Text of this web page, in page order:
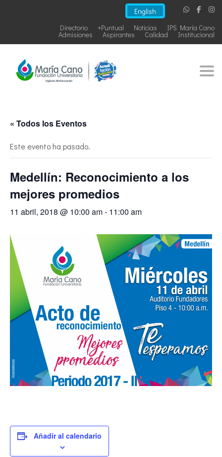
English
IPS María Cano
Noticias
+Puntual
Directorio
Institucional
Calidad
Aspirantes
Admisiones
« Todos los Eventos
Este evento ha pasado.
Medellín: Reconocimiento a los
mejores promedios
11 abril, 2018 @ 10:00 am- 11:00 am
Añadir al calendario